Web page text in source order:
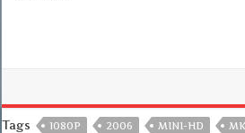
Tags 1080P 2006 MINI-HD